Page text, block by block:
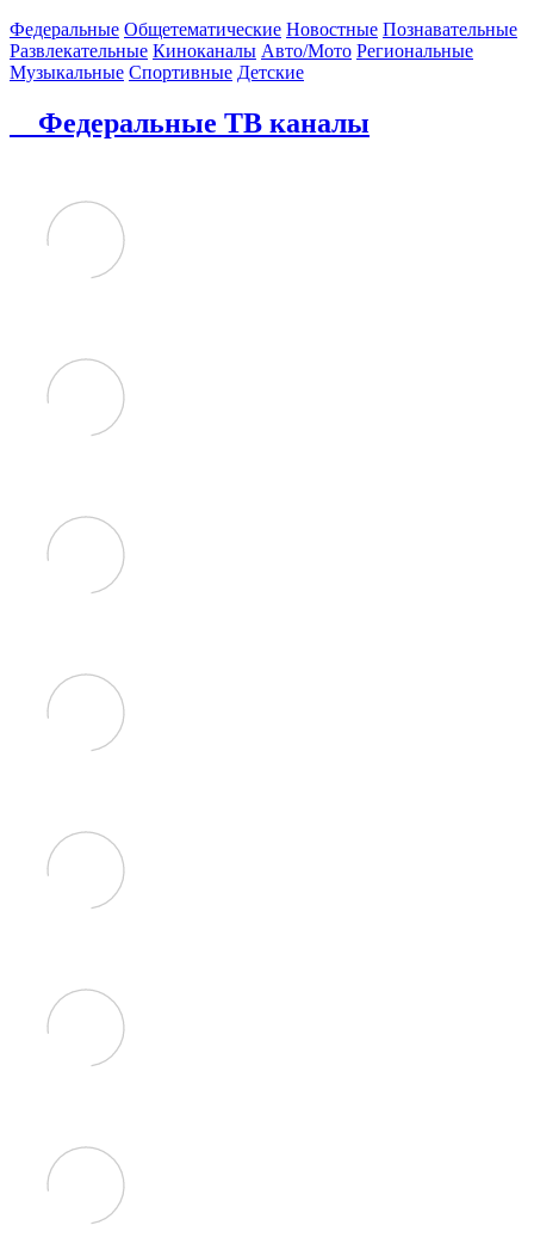
Федеральные Общетематические Новостные Познавательные
Развлекательные Киноканалы Авто/Мото Региональные
Музыкальные Спортивные Детские
Федеральные ТВ каналы